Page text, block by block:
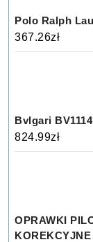
Polo Ralph
367.26zł
Bvlgari
824.99zł
OPRAWKI